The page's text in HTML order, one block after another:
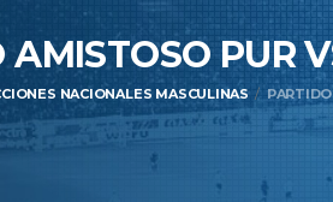
AMISTOSO PUR
NACIONALES MASCULINAS